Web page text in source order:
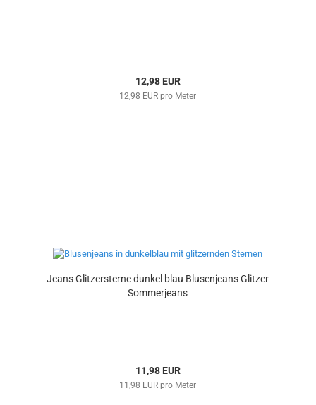
12,98 EUR
12,98 EUR pro Meter
Jeans Glitzersterne dunkel blau Blusenjeans Glitzer
Sommerjeans
11,98 EUR
11,98 EUR pro Meter